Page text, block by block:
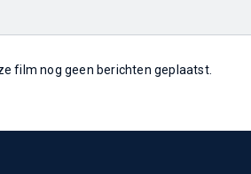
film nog geen berichten geplaatst.